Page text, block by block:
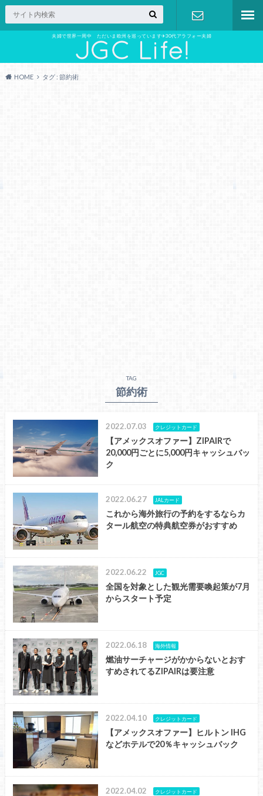
夫婦で世界一周中 ただいま欧州を巡っています✈︎30代アラフォー夫婦
お問い合わ
HOME タグ : 節約術
TAG
節約術
2022.07.03 クレジットカード
【アメックスオファー】ZIPAIRで
20,000円ごとに5,000円キャッシュバッ
ク
2022.06.27 JALカード
これから海外旅行の予約をするならカ
タール航空の特典航空券がおすすめ
2022.06.22 JGC
全国を対象とした観光需要喚起策が7月
からスタート予定
2022.06.18 海外情報
燃油サーチャージがかからないとおす
すめされてるZIPAIRは要注意
2022.04.10 クレジットカード
【アメックスオファー】ヒルトン IHG
などホテルで20％キャッシュバック
2022.04.02 クレジットカード